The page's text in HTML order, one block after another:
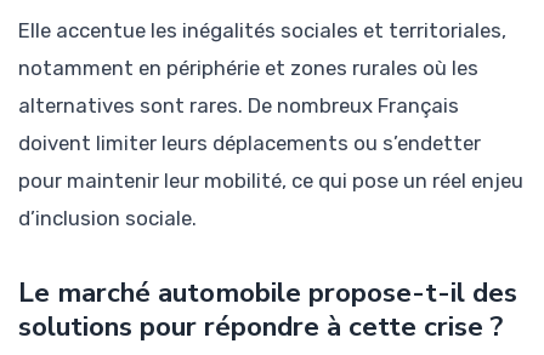
Elle accentue les inégalités sociales et territoriales,
notamment en périphérie et zones rurales où les
alternatives sont rares. De nombreux Français
doivent limiter leurs déplacements ou s’endetter
pour maintenir leur mobilité, ce qui pose un réel enjeu
d’inclusion sociale.
Le marché automobile propose-t-il des
solutions pour répondre à cette crise ?